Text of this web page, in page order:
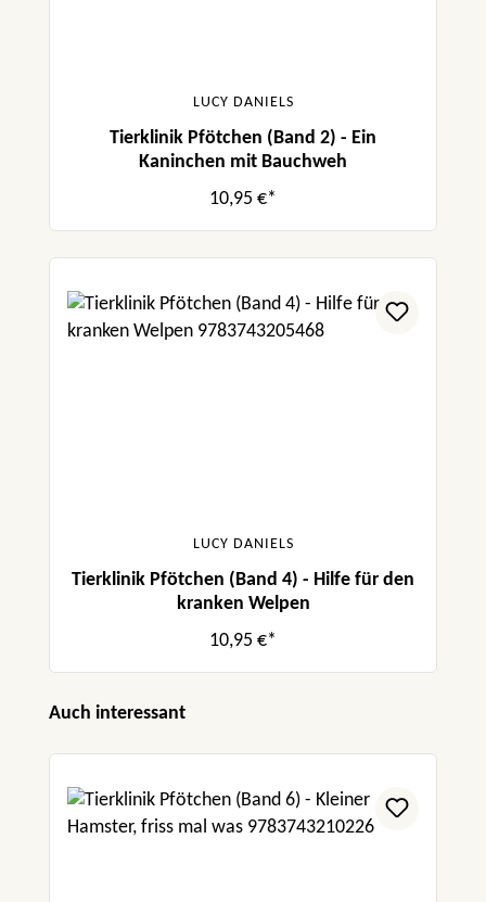
LUCY DANIELS
Tierklinik Pfötchen (Band 2) - Ein
Kaninchen mit Bauchweh
10,95 €*
LUCY DANIELS
Tierklinik Pfötchen (Band 4) - Hilfe für den
kranken Welpen
10,95 €*
Produktgalerie überspringen
Auch interessant